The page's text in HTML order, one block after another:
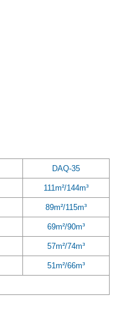
DAQ-35
111m²/144m³
89m²/115m³
69m²/90m³
57m²/74m³
51m²/66m³